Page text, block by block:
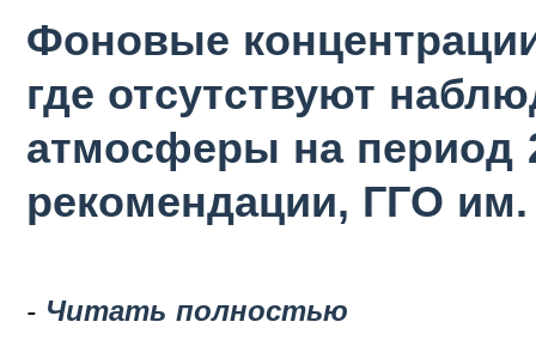
Фоновые
где отсутствуют
атмосферы на период
рекомендации, ГГО
- Читать полностью